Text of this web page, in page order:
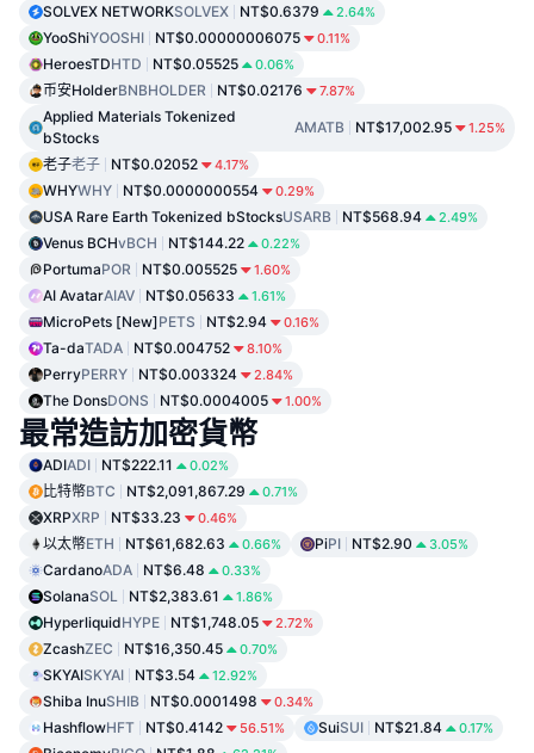
SOLVEX NETWORKSOLVEX NT$0.6379 2.64%
YooShiYOOSHI NT$0.00000006075 0.11%
HeroesTDHTD NT$0.05525 0.06%
币安HolderBNBHOLDER NT$0.02176 7.87%
Applied Materials Tokenized
bStocks
AMATB NT$17,002.95 1.25%
老子老子 NT$0.02052 4.17%
WHYWHY NT$0.0000000554 0.29%
USA Rare Earth Tokenized bStocksUSARB NT$568.94 2.49%
Venus BCHvBCH NT$144.22 0.22%
PortumaPOR NT$0.005525 1.60%
AI AvatarAIAV NT$0.05633 1.61%
MicroPets [New]PETS NT$2.94 0.16%
Ta-daTADA NT$0.004752 8.10%
PerryPERRY NT$0.003324 2.84%
The DonsDONS NT$0.0004005 1.00%
最常造訪加密貨幣
ADIADI NT$222.11 0.02%
比特幣BTC NT$2,091,867.29 0.71%
XRPXRP NT$33.23 0.46%
以太幣ETH NT$61,682.63 0.66% PiPI NT$2.90 3.05%
CardanoADA NT$6.48 0.33%
SolanaSOL NT$2,383.61 1.86%
HyperliquidHYPE NT$1,748.05 2.72%
ZcashZEC NT$16,350.45 0.70%
SKYAISKYAI NT$3.54 12.92%
Shiba InuSHIB NT$0.0001498 0.34%
HashflowHFT NT$0.4142 56.51% SuiSUI NT$21.84 0.17%